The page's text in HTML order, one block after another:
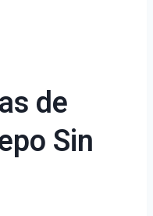
de
Sin